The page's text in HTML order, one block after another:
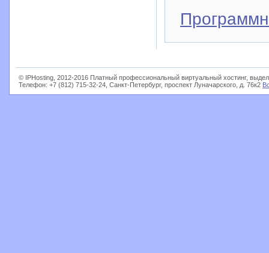
© IPHosting, 2012-2016 Платный профессиональный виртуальный хостинг,
Телефон: +7 (812) 715-32-24, Санкт-Петербург, проспект Луначарского, д. 76к2